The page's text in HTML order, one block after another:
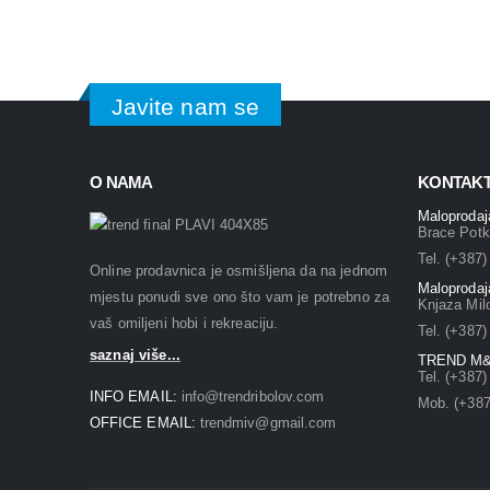
Javite nam se
O NAMA
Online prodavnica je osmišljena da na jednom
mjestu ponudi sve ono što vam je potrebno za
vaš omiljeni hobi i rekreaciju.
saznaj više...
INFO EMAIL: info@trendribolov.com
OFFICE EMAIL: trendmiv@gmail.com
Brace
Tel.
Knjaza
Tel.
TREND
Tel. (+387)
Mob.